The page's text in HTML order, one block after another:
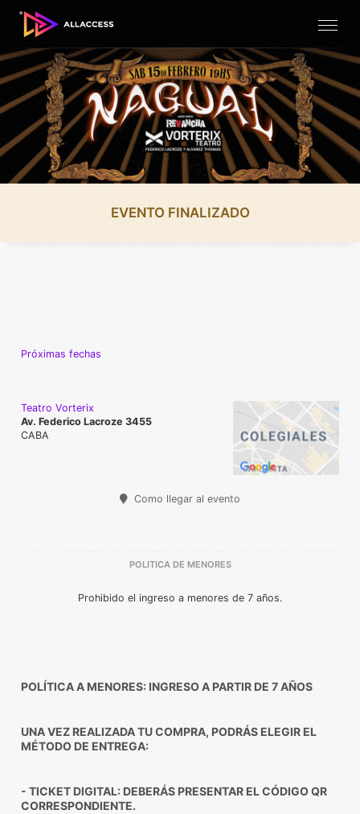
EVENTO FINALIZADO
Próximas fechas
Teatro Vorterix
Av. Federico Lacroze 3455
CABA
Como llegar al evento
POLITICA DE MENORES
Prohibido el ingreso a menores de 7 años.
POLÍTICA A MENORES: INGRESO A PARTIR DE 7 AÑOS
UNA VEZ REALIZADA TU COMPRA, PODRÁS ELEGIR EL
MÉTODO DE ENTREGA:
- TICKET DIGITAL: DEBERÁS PRESENTAR EL CÓDIGO QR
CORRESPONDIENTE.